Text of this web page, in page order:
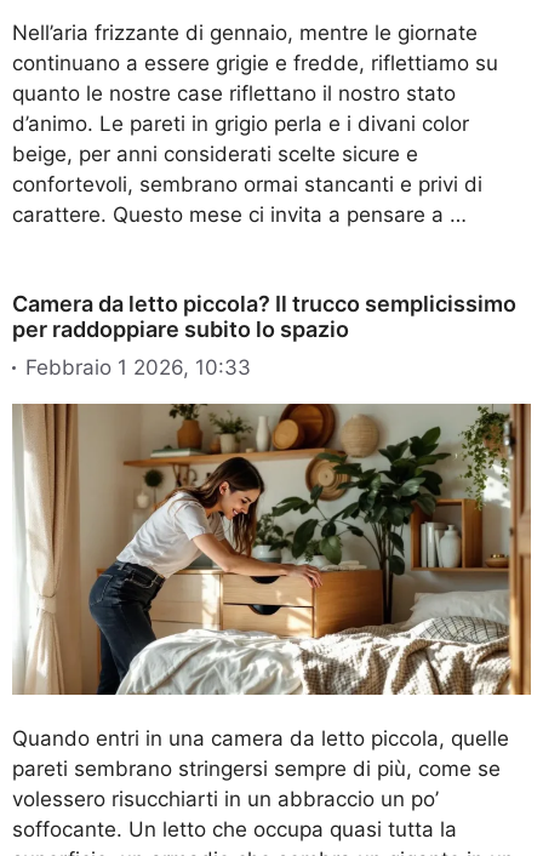
Nell’aria frizzante di gennaio, mentre le giornate
continuano a essere grigie e fredde, riflettiamo su
quanto le nostre case riflettano il nostro stato
d’animo. Le pareti in grigio perla e i divani color
beige, per anni considerati scelte sicure e
confortevoli, sembrano ormai stancanti e privi di
carattere. Questo mese ci invita a pensare a …
Camera da letto piccola? Il trucco semplicissimo
per raddoppiare subito lo spazio
Febbraio 1 2026, 10:33
Quando entri in una camera da letto piccola, quelle
pareti sembrano stringersi sempre di più, come se
volessero risucchiarti in un abbraccio un po’
soffocante. Un letto che occupa quasi tutta la